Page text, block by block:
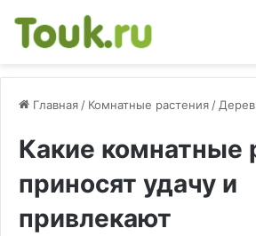
Главная / Комнатные растения /
Какие комнатные
приносят удачу и
привлекают